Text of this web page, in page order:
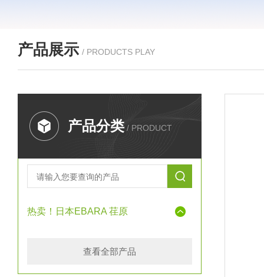
产品展示 / PRODUCTS PLAY
产品分类 / PRODUCT
热卖！日本EBARA 荏原
查看全部产品